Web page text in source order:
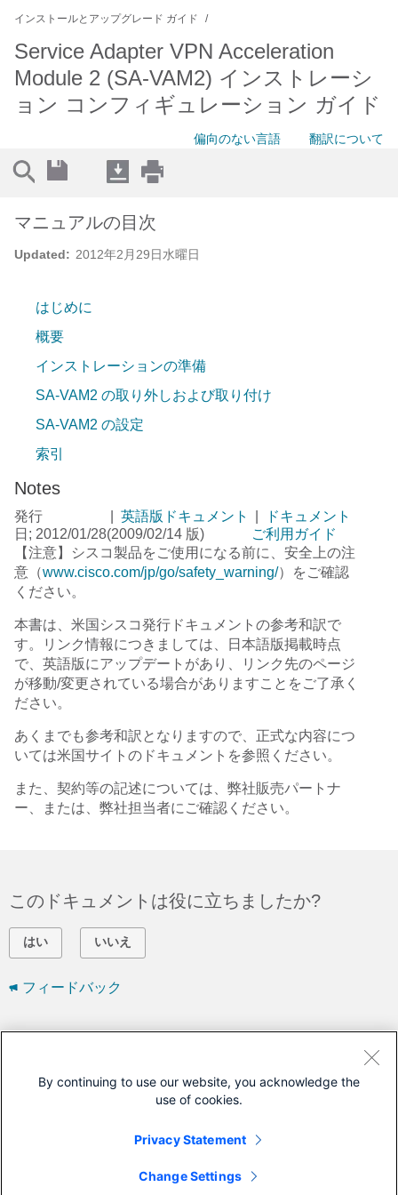
インストールとアップグレード ガイド
Service Adapter VPN Acceleration
Module 2 (SA-VAM2) インストレーシ
ョン コンフィギュレーション ガイド
偏向のない言語 翻訳について
Updated: 2012年2月29日水曜日
マニュアルの目次
はじめに
概要
インストレーションの準備
SA-VAM2 の取り外しおよび取り付け
SA-VAM2 の設定
索引
Notes
発行
日; 2012/01/28
英語版ドキュメント
(2009/02/14 版)
ドキュメント
ご利用ガイド
【注意】シスコ製品をご使用になる前に、安全上の注
意（www.cisco.com/jp/go/safety_warning/）をご確認
ください。
本書は、米国シスコ発行ドキュメントの参考和訳で
す。リンク情報につきましては、日本語版掲載時点
で、英語版にアップデートがあり、リンク先のページ
が移動/変更されている場合がありますことをご了承く
ださい。
あくまでも参考和訳となりますので、正式な内容につ
いては米国サイトのドキュメントを参照ください。
また、契約等の記述については、弊社販売パートナ
ー、または、弊社担当者にご確認ください。
このドキュメントは役に立ちましたか?
はい いいえ
フィードバック
サポート ケースをオープン
が必要です。)
このドキュメントは次の製品に対応しています
By continuing to use our website, you acknowledge the
use of cookies.
Privacy Statement
Change Settings